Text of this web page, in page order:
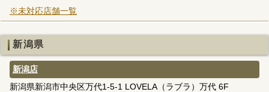
※未対応店舗一覧
新潟県
新潟店
新潟県新潟市中央区万代1-5-1 LOVELA（ラブラ）万代 6F